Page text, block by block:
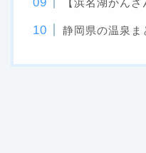
【浜名湖かん
静岡県の温泉ま